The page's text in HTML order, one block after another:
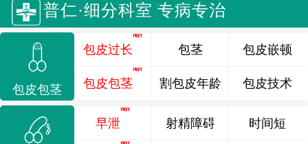
普仁·细分科室 专病专治
包皮包茎
包皮过长
包皮包茎
包茎
割包皮年龄
包皮嵌顿
包皮技术
早泄 射精障碍 时间短